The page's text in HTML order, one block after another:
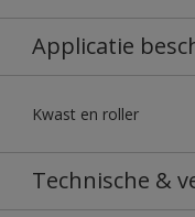
Applicatie
Kwast en roller
Technische &